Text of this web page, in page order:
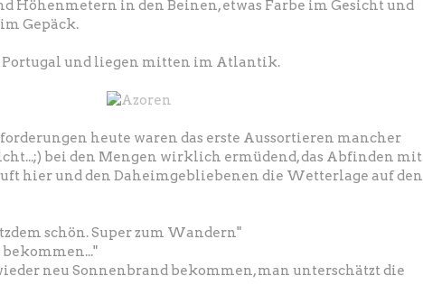
Höhenmetern in den Beinen, etwas Farbe im Gesicht und
Gepäck.
Portugal und liegen mitten im Atlantik.
heute waren das erste Aussortieren mancher
bei den Mengen wirklich ermüdend, das Abfinden mit
hier und den Daheimgebliebenen die Wetterlage auf den
schön. Super zum Wandern"
bekommen..."
neu Sonnenbrand bekommen, man unterschätzt die